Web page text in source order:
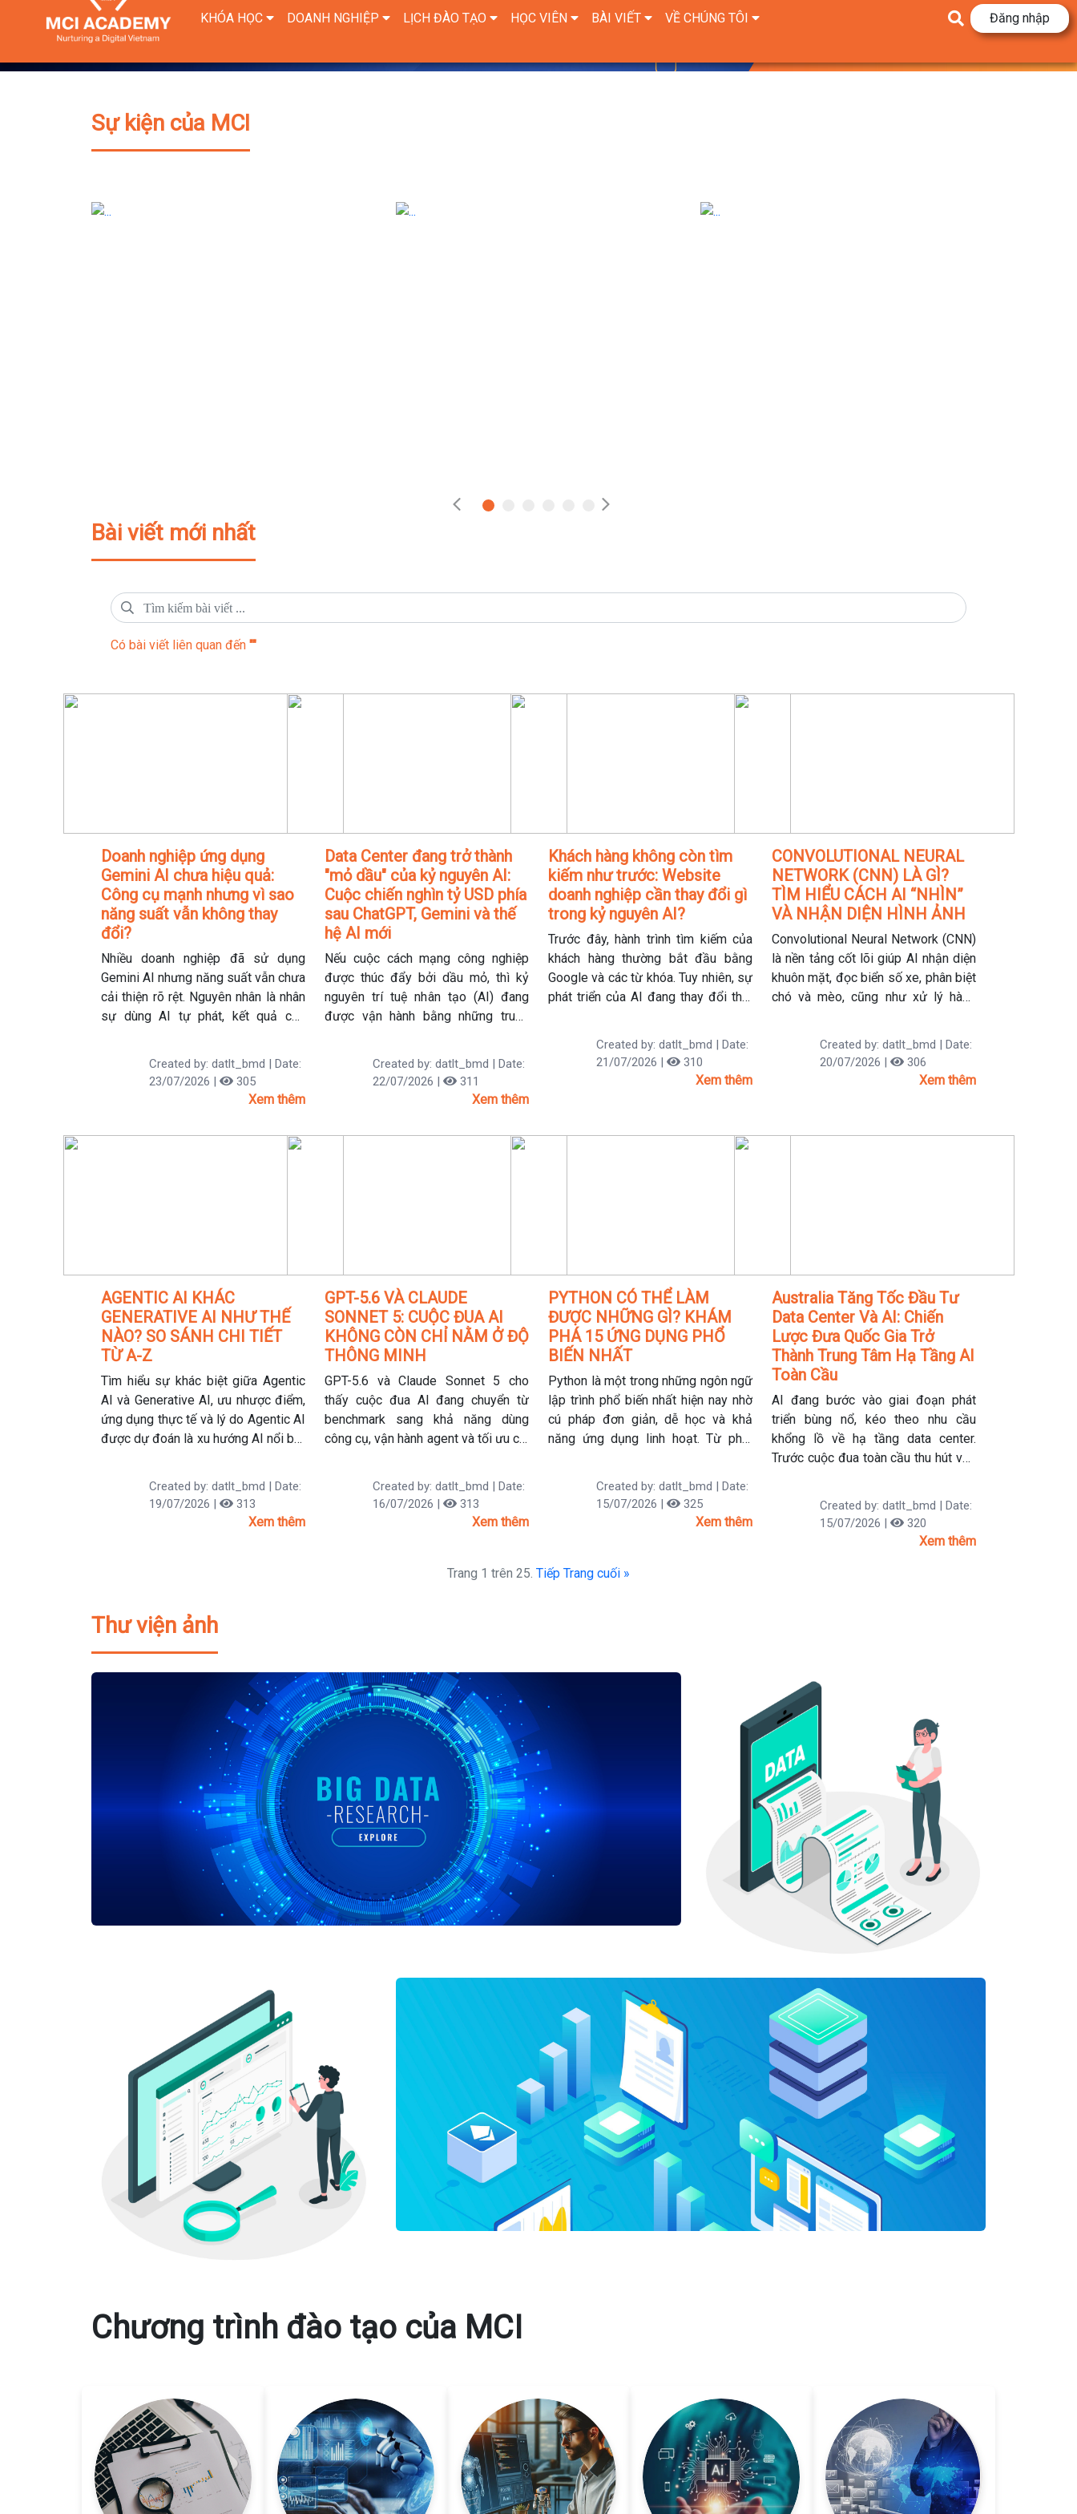
Sự kiện của MCI
Bài viết mới nhất
Có bài viết liên quan đến ""
Doanh nghiệp ứng dụng
Gemini AI chưa hiệu quả:
Công cụ mạnh nhưng vì sao
năng suất vẫn không thay
đổi?
Nhiều doanh nghiệp đã sử dụng
Gemini AI nhưng năng suất vẫn chưa
cải thiện rõ rệt. Nguyên nhân là nhân
sự dùng AI tự phát, kết quả còn
quả, doanh nghiệp cần đào tạo bài
bản và chuẩn hóa cách ứng dụng.
Created by: datlt_bmd | Date:
23/07/2026 |
305
Xem thêm
Data Center đang trở thành
"mỏ dầu" của kỷ nguyên AI:
Cuộc chiến nghìn tỷ USD phía
sau ChatGPT, Gemini và thế
hệ AI mới
Nếu cuộc cách mạng công nghiệp
được thúc đẩy bởi dầu mỏ, thì kỷ
nguyên trí tuệ nhân tạo (AI) đang
được vận hành bằng những trung
Claude không chỉ là những mô hình
AI tiên tiến, mà còn là hàng chục
điện công suất lớn và mạng lưới
Data Center hoạt động 24/7. Chính
Created by: datlt_bmd | Date:
22/07/2026 |
311
Xem thêm
Khách hàng không còn tìm
kiếm như trước: Website
doanh nghiệp cần thay đổi gì
trong kỷ nguyên AI?
Trước đây, hành trình tìm kiếm của
khách hàng thường bắt đầu bằng
Google và các từ khóa. Tuy nhiên, sự
phát triển của AI đang thay đổi thói
các công cụ như ChatGPT, Gemini
hay Copilot để nhận câu trả lời nhanh
cần chuẩn SEO mà còn phải được tối
ưu để AI có thể hiểu và đề xuất. Nếu
Created by: datlt_bmd | Date:
21/07/2026 |
310
Xem thêm
CONVOLUTIONAL NEURAL
NETWORK (CNN) LÀ GÌ?
TÌM HIỂU CÁCH AI “NHÌN”
VÀ NHẬN DIỆN HÌNH ẢNH
Convolutional Neural Network (CNN)
là nền tảng cốt lõi giúp AI nhận diện
khuôn mặt, đọc biển số xe, phân biệt
chó và mèo, cũng như xử lý hàng
quan trọng nhất trong lĩnh vực
Computer Vision (Thị giác máy tính).
như bạn nghĩ. Trong bài viết này, bạn
Created by: datlt_bmd | Date:
20/07/2026 |
306
Xem thêm
AGENTIC AI KHÁC
GENERATIVE AI NHƯ THẾ
NÀO? SO SÁNH CHI TIẾT
TỪ A-Z
Tìm hiểu sự khác biệt giữa Agentic
AI và Generative AI, ưu nhược điểm,
ứng dụng thực tế và lý do Agentic AI
được dự đoán là xu hướng AI nổi bật
Created by: datlt_bmd | Date:
19/07/2026 |
313
Xem thêm
GPT-5.6 VÀ CLAUDE
SONNET 5: CUỘC ĐUA AI
KHÔNG CÒN CHỈ NẰM Ở ĐỘ
THÔNG MINH
GPT-5.6 và Claude Sonnet 5 cho
thấy cuộc đua AI đang chuyển từ
benchmark sang khả năng dùng
công cụ, vận hành agent và tối ưu chi
Created by: datlt_bmd | Date:
16/07/2026 |
313
Xem thêm
PYTHON CÓ THỂ LÀM
ĐƯỢC NHỮNG GÌ? KHÁM
PHÁ 15 ỨNG DỤNG PHỔ
BIẾN NHẤT
Python là một trong những ngôn ngữ
lập trình phổ biến nhất hiện nay nhờ
cú pháp đơn giản, dễ học và khả
năng ứng dụng linh hoạt. Từ phát
đóng vai trò quan trọng trong nhiều
dự án công nghệ. Vậy Python có thể
của Python trong bài viết dưới đây.
Created by: datlt_bmd | Date:
15/07/2026 |
325
Xem thêm
Australia Tăng Tốc Đầu Tư
Data Center Và AI: Chiến
Lược Đưa Quốc Gia Trở
Thành Trung Tâm Hạ Tầng AI
Toàn Cầu
AI đang bước vào giai đoạn phát
triển bùng nổ, kéo theo nhu cầu
khổng lồ về hạ tầng data center.
Trước cuộc đua toàn cầu thu hút vốn
cơ quan điều phối AI và cam kết đẩy
nhanh phê duyệt các dự án AI, bao
Created by: datlt_bmd | Date:
15/07/2026 |
320
Xem thêm
Trang 1 trên 25. Tiếp Trang cuối »
Thư viện ảnh
Chương trình đào tạo của MCI